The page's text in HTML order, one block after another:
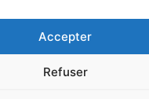
Accepter
Refuser
© 2026 Aurum Omnes